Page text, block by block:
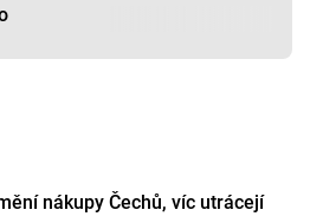
nákupy Čechů, víc utrácejí